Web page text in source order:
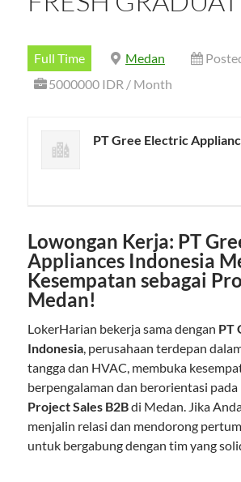
Full Time Medan
5000000 IDR / Month
PT Gree Electric
Lowongan Kerja: PT
Appliances Indonesia
Kesempatan sebagai
Medan!
LokerHarian bekerja sama dengan PT
Indonesia, perusahaan terdepan
tangga dan HVAC, membuka
berpengalaman dan berorientasi
Project Sales B2Bdi Medan. Jika
menjalin relasi dan mendorong
untuk bergabung dengan tim yang